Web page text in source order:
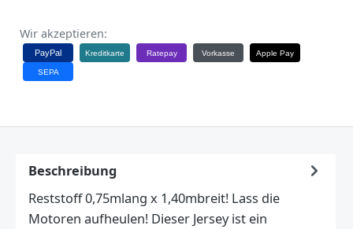
Wir akzeptieren:
PayPal Kreditkarte Ratepay Vorkasse Apple Pay
SEPA
Beschreibung
Reststoff 0,75mlang x 1,40mbreit! Lass die
Motoren aufheulen! Dieser Jersey ist ein